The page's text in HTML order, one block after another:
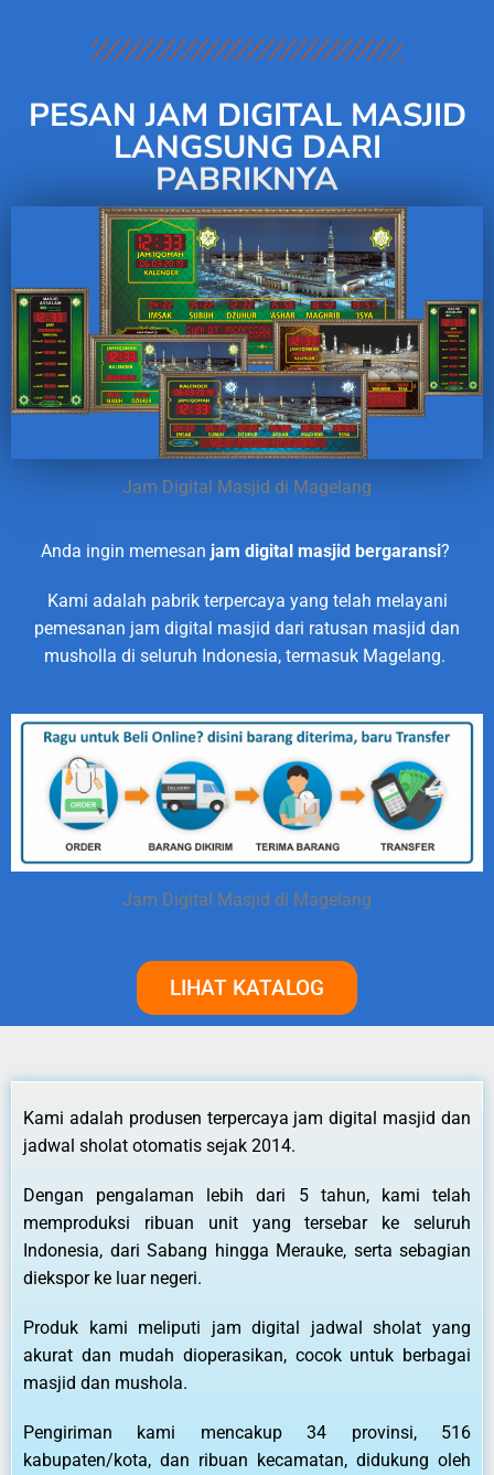
PESAN JAM DIGITAL MASJID
LANGSUNG DARI
PABRIKNYA
Jam Digital Masjid di Magelang
Anda ingin memesan jam digital masjid bergaransi?
Kami adalah pabrik terpercaya yang telah melayani
pemesanan jam digital masjid dari ratusan masjid dan
musholla di seluruh Indonesia, termasuk Magelang.
Jam Digital Masjid di Magelang
LIHAT KATALOG
Kami adalah produsen terpercaya jam digital masjid dan
jadwal sholat otomatis sejak 2014.
Dengan pengalaman lebih dari 5 tahun, kami telah
memproduksi ribuan unit yang tersebar ke seluruh
Indonesia, dari Sabang hingga Merauke, serta sebagian
diekspor ke luar negeri.
Produk kami meliputi jam digital jadwal sholat yang
akurat dan mudah dioperasikan, cocok untuk berbagai
masjid dan mushola.
Pengiriman kami mencakup 34 provinsi, 516
kabupaten/kota, dan ribuan kecamatan, didukung oleh